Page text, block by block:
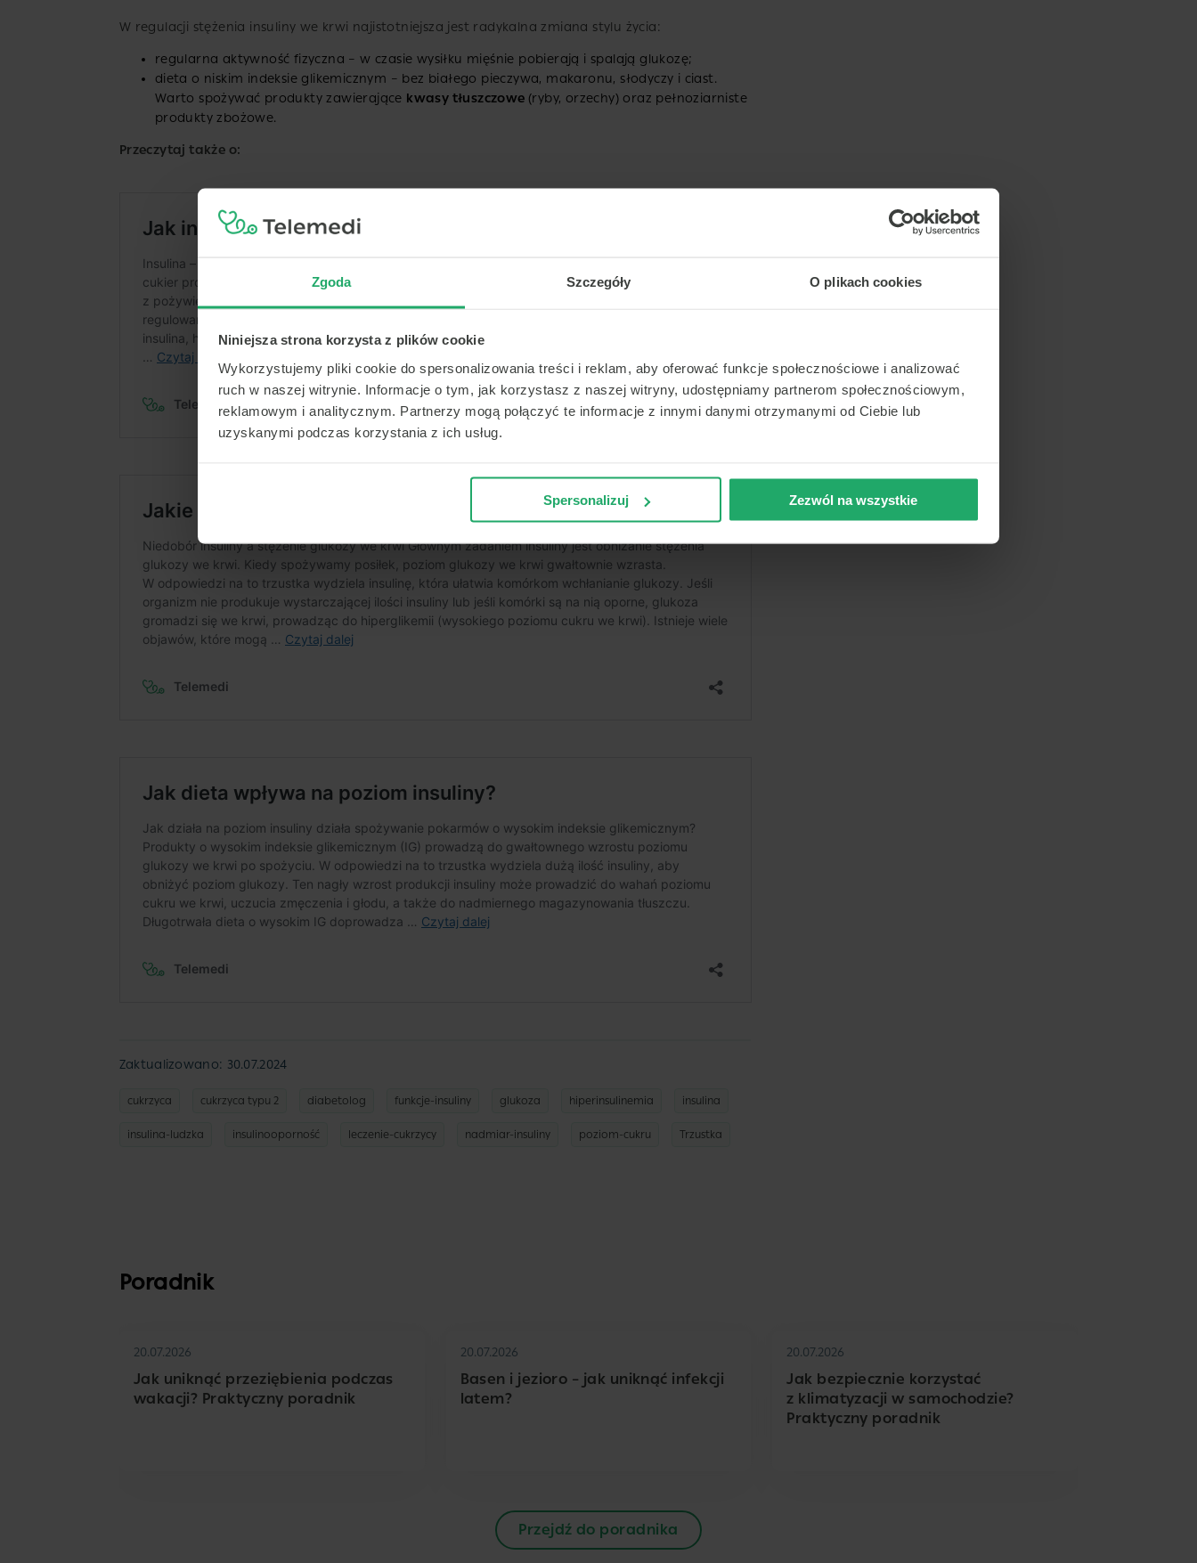
Zgoda Szczegóły O plikach cookies
Niniejsza strona korzysta z plików cookie
Wykorzystujemy pliki cookie do spersonalizowania treści i reklam, aby oferować funkcje społecznościowe i analizować
ruch w naszej witrynie. Informacje o tym, jak korzystasz z naszej witryny, udostępniamy partnerom społecznościowym,
reklamowym i analitycznym. Partnerzy mogą połączyć te informacje z innymi danymi otrzymanymi od Ciebie lub
uzyskanymi podczas korzystania z ich usług.
Spersonalizuj Zezwól na wszystkie
W regulacji stężenia insuliny we krwi najistotniejsza jest radykalna zmiana stylu życia:
regularna aktywność fizyczna – w czasie wysiłku mięśnie pobierają i spalają glukozę;
dieta o niskim indeksie glikemicznym – bez białego pieczywa, makaronu, słodyczy i ciast.
Warto spożywać produkty zawierające kwasy tłuszczowe (ryby, orzechy) oraz pełnoziarniste
produkty zbożowe.
Przeczytaj także o:
Zaktualizowano: 30.07.2024
cukrzyca cukrzyca typu 2 diabetolog funkcje-insuliny glukoza hiperinsulinemia insulina
insulina-ludzka insulinooporność leczenie-cukrzycy nadmiar-insuliny poziom-cukru Trzustka
Poradnik
20.07.2026
Jak uniknąć przeziębienia podczas
wakacji? Praktyczny poradnik
20.07.2026
Basen i jezioro – jak uniknąć infekcji
latem?
20.07.2026
Jak bezpiecznie korzystać
z klimatyzacji w samochodzie?
Praktyczny poradnik
Przejdź do poradnika